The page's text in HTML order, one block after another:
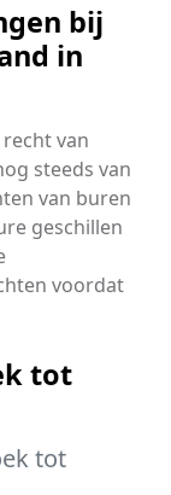
bij
in
van
steeds van
van buren
geschillen
voordat
tot
tot